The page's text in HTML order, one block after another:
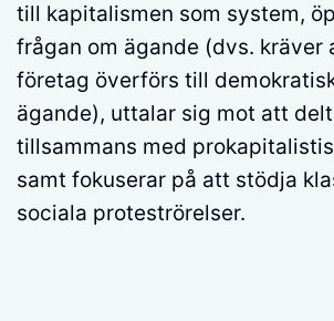
till kapitalismen som system,
frågan om ägande (dvs. kräver
företag överförs till
ägande), uttalar sig mot att
tillsammans med
samt fokuserar på att stödja
sociala proteströrelser.